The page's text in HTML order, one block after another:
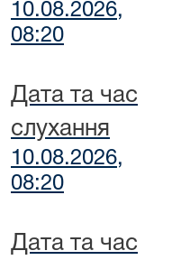
10.08.2026,
08:20
Дата та час
слухання
10.08.2026,
08:20
Дата та час